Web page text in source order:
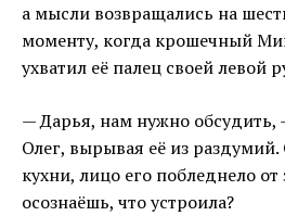
а мысли возвращались на
моменту, когда крошечный
ухватил её палец своей левой
— Дарья, нам нужно обсудить,
Олег, вырывая её из
кухни, лицо его побледнело
осознаёшь, что устроила?